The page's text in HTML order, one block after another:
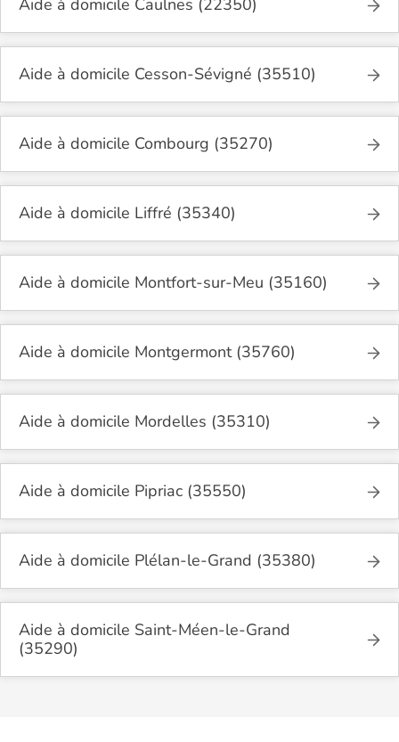
Aide à domicile Caulnes (22350)
Aide à domicile Cesson-Sévigné (35510)
Aide à domicile Combourg (35270)
Aide à domicile Liffré (35340)
Aide à domicile Montfort-sur-Meu (35160)
Aide à domicile Montgermont (35760)
Aide à domicile Mordelles (35310)
Aide à domicile Pipriac (35550)
Aide à domicile Plélan-le-Grand (35380)
Aide à domicile Saint-Méen-le-Grand
(35290)